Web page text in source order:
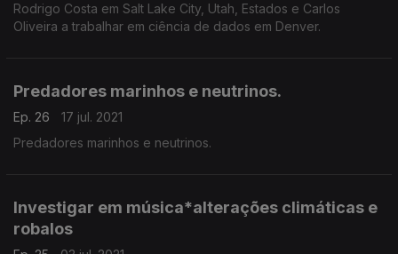
Rodrigo Costa em Salt Lake City, Utah, Estados e Carlos
Oliveira a trabalhar em ciência de dados em Denver.
Predadores marinhos e neutrinos.
Ep. 26
17 jul. 2021
Predadores marinhos e neutrinos.
Investigar em música*alterações climáticas e
robalos